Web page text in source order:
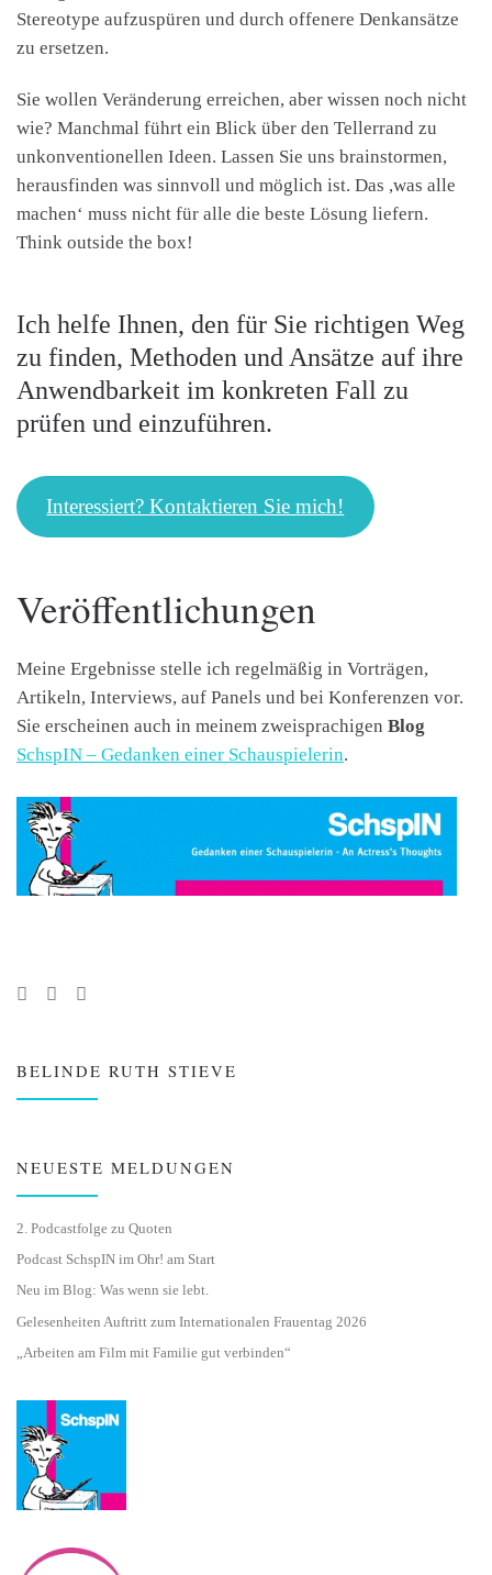
Stereotype aufzuspüren und durch offenere Denkansätze
zu ersetzen.
Sie wollen Veränderung erreichen, aber wissen noch nicht
wie? Manchmal führt ein Blick über den Tellerrand zu
unkonventionellen Ideen. Lassen Sie uns brainstormen,
herausfinden was sinnvoll und möglich ist. Das ,was alle
machen‘ muss nicht für alle die beste Lösung liefern.
Think outside the box!
Ich helfe Ihnen, den für Sie richtigen Weg
zu finden, Methoden und Ansätze auf ihre
Anwendbarkeit im konkreten Fall zu
prüfen und einzuführen.
Interessiert? Kontaktieren Sie mich!
Veröffentlichungen
Meine Ergebnisse stelle ich regelmäßig in Vorträgen,
Artikeln, Interviews, auf Panels und bei Konferenzen vor.
Sie erscheinen auch in meinem zweisprachigen Blog
SchspIN – Gedanken einer Schauspielerin.
BELINDE RUTH STIEVE
NEUESTE MELDUNGEN
2. Podcastfolge zu Quoten
Podcast SchspIN im Ohr! am Start
Neu im Blog: Was wenn sie lebt.
Gelesenheiten Auftritt zum Internationalen Frauentag 2026
„Arbeiten am Film mit Familie gut verbinden“